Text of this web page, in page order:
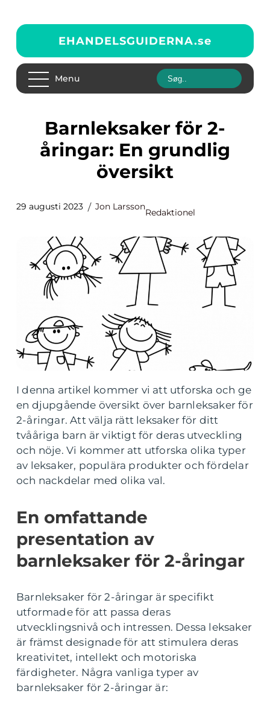
EHANDELSGUIDERNA.se
Menu
Barnleksaker för 2-
åringar: En grundlig
översikt
29 augusti 2023 Jon Larsson
Redaktionel
I denna artikel kommer vi att utforska och ge
en djupgående översikt över barnleksaker för
2-åringar. Att välja rätt leksaker för ditt
tvååriga barn är viktigt för deras utveckling
och nöje. Vi kommer att utforska olika typer
av leksaker, populära produkter och fördelar
och nackdelar med olika val.
En omfattande
presentation av
barnleksaker för 2-åringar
Barnleksaker för 2-åringar är specifikt
utformade för att passa deras
utvecklingsnivå och intressen. Dessa leksaker
är främst designade för att stimulera deras
kreativitet, intellekt och motoriska
färdigheter. Några vanliga typer av
barnleksaker för 2-åringar är: